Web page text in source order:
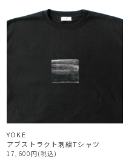
YOKE
アブストラクト刺繍Tシャツ
17,600円(税込)